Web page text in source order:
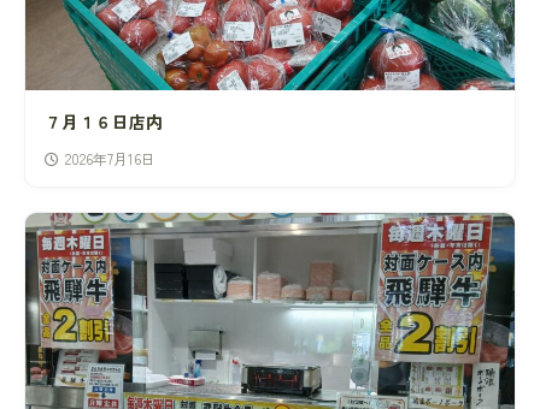
７月１６日店内
2026年7月16日